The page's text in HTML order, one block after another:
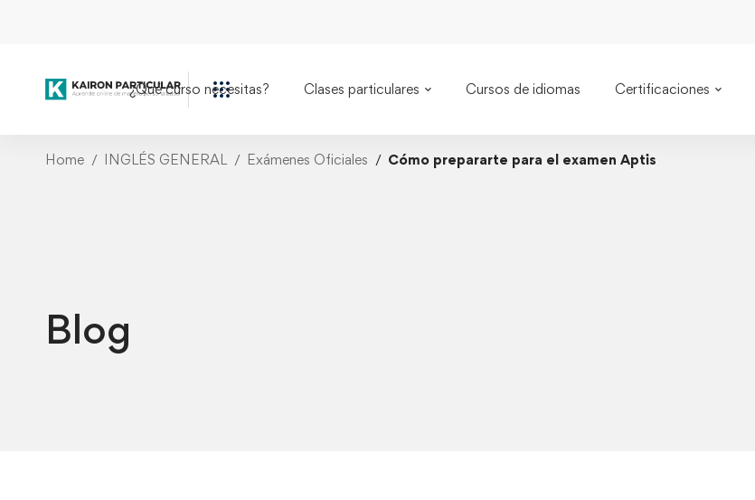
¿Qué curso necesitas? Clases particulares Cursos de idiomas Certificaciones
Home INGLÉS GENERAL Exámenes Oficiales Cómo prepararte para el examen Aptis
Blog